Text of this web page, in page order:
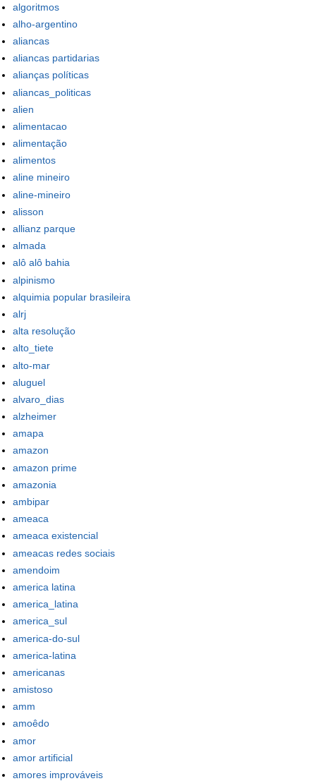
algoritmos
alho-argentino
aliancas
aliancas partidarias
alianças políticas
aliancas_politicas
alien
alimentacao
alimentação
alimentos
aline mineiro
aline-mineiro
alisson
allianz parque
almada
alô alô bahia
alpinismo
alquimia popular brasileira
alrj
alta resolução
alto_tiete
alto-mar
aluguel
alvaro_dias
alzheimer
amapa
amazon
amazon prime
amazonia
ambipar
ameaca
ameaca existencial
ameacas redes sociais
amendoim
america latina
america_latina
america_sul
america-do-sul
america-latina
americanas
amistoso
amm
amoêdo
amor
amor artificial
amores improváveis